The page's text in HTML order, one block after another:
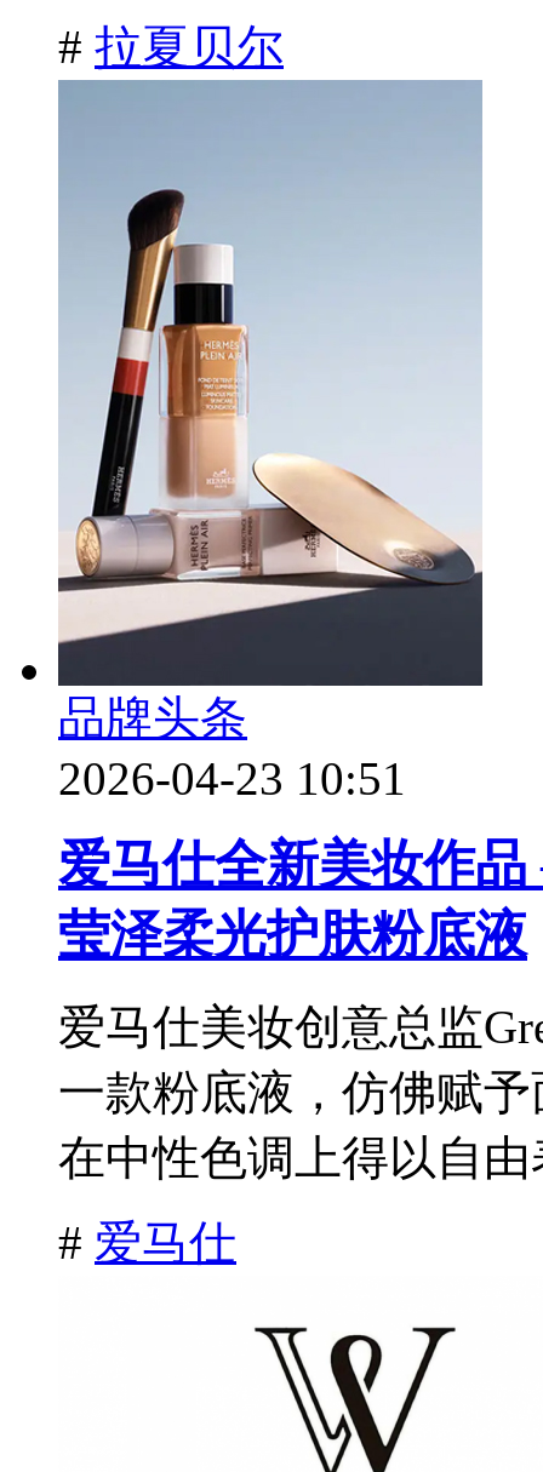
# 拉夏贝尔
品牌头条
2026-04-23 10:51
爱马仕全新美妆作
莹泽柔光护肤粉底液
爱马仕美妆创意总监
一款粉底液，仿佛赋
在中性色调上得以自由
# 爱马仕